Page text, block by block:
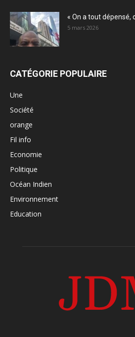
« On a tout dépensé,
5 mars 2026
CATÉGORIE POPULAIRE
Une
Société
orange
Fil info
Economie
Politique
Océan Indien
Environnement
Education